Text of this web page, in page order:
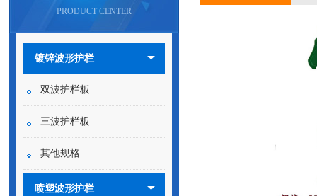
PRODUCT CENTER
镀锌波形护栏
双波护栏板
三波护栏板
其他规格
喷塑波形护栏